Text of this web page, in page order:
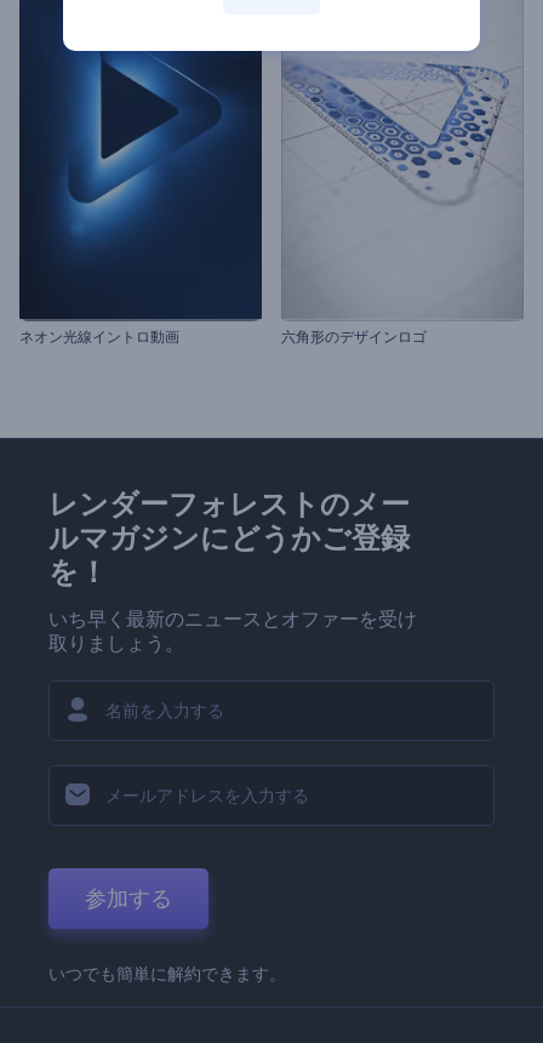
ネオン光線イントロ動画 六角形のデザインロゴ
レンダーフォレストのメー
ルマガジンにどうかご登録
を！
いち早く最新のニュースとオファーを受け
取りましょう。
参加する
いつでも簡単に解約できます。